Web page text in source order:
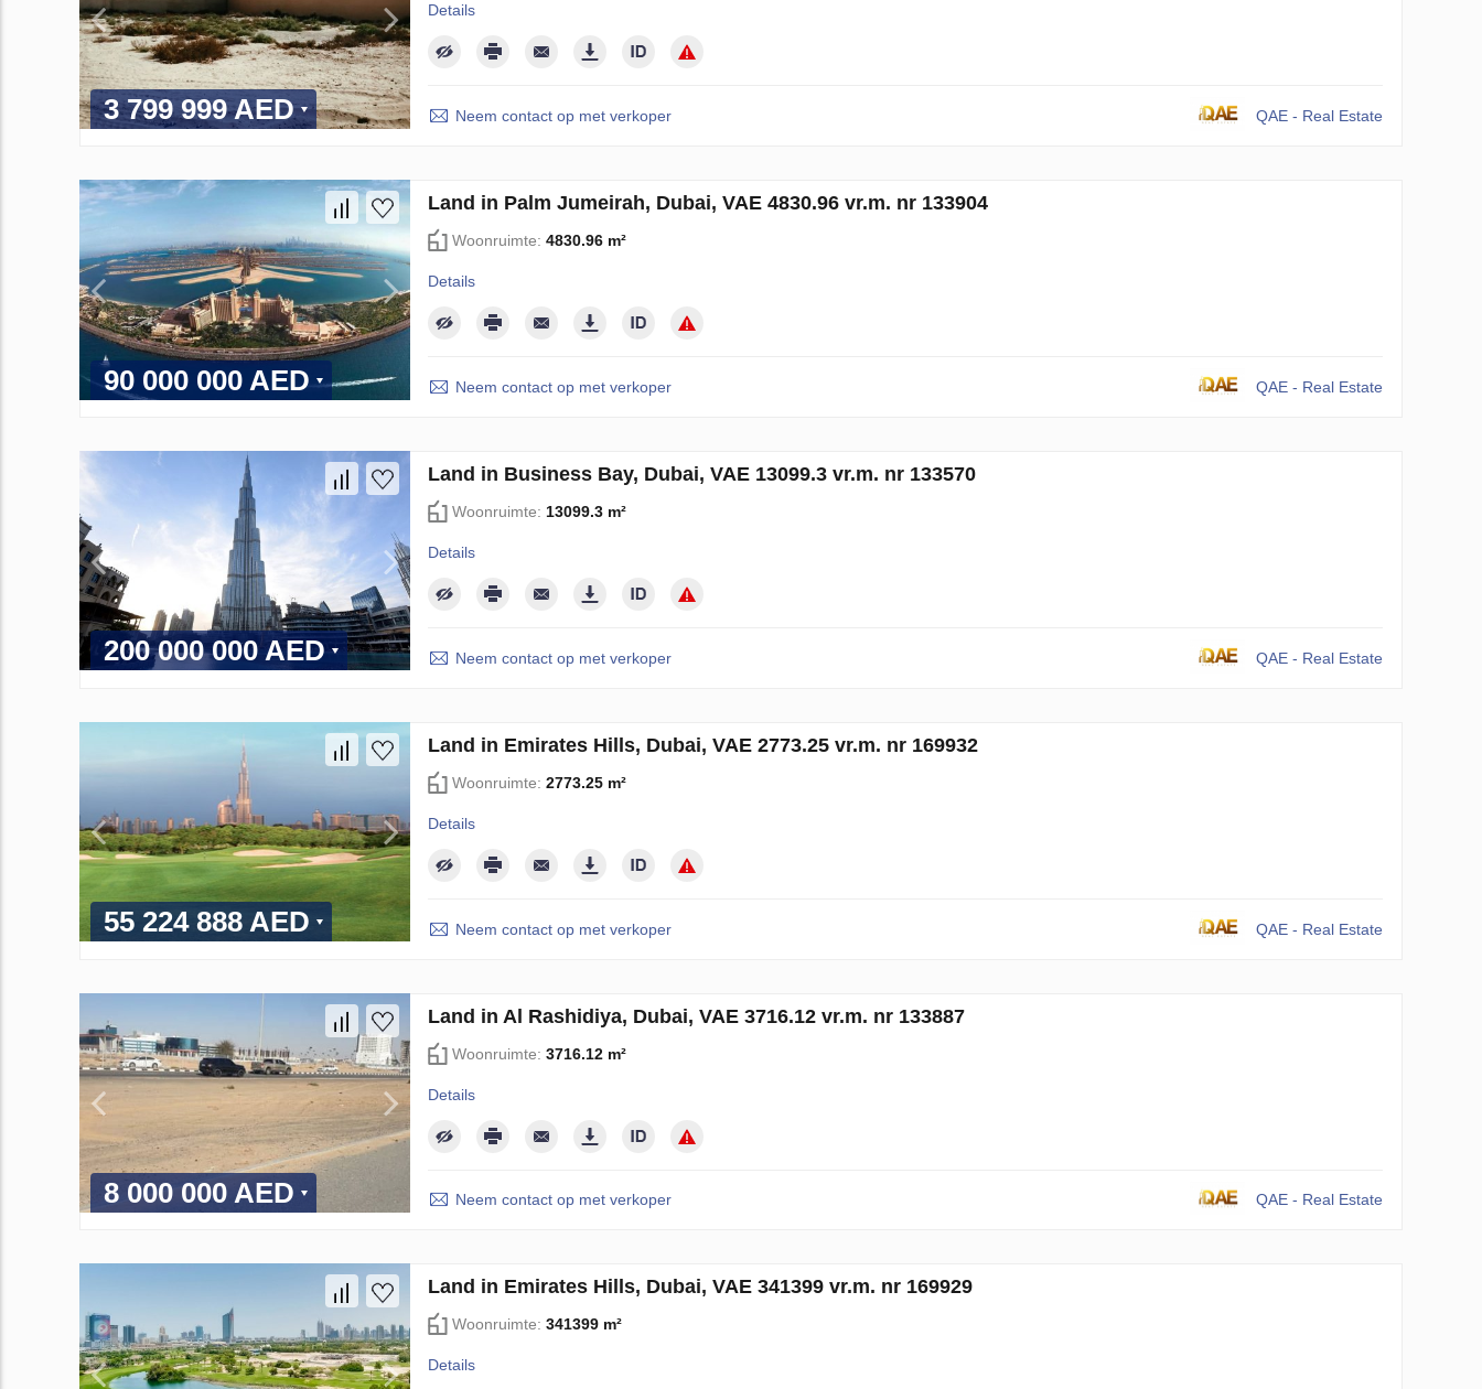
3 799 999 AED
Details
Neem contact op met verkoper QAE - Real Estate
90 000 000 AED
Land in Palm Jumeirah, Dubai, VAE 4830.96 vr.m. nr 133904
Woonruimte: 4830.96 m²
Details
Neem contact op met verkoper QAE - Real Estate
200 000 000 AED
Land in Business Bay, Dubai, VAE 13099.3 vr.m. nr 133570
Woonruimte: 13099.3 m²
Details
Neem contact op met verkoper QAE - Real Estate
55 224 888 AED
Land in Emirates Hills, Dubai, VAE 2773.25 vr.m. nr 169932
Woonruimte: 2773.25 m²
Details
Neem contact op met verkoper QAE - Real Estate
8 000 000 AED
Land in Al Rashidiya, Dubai, VAE 3716.12 vr.m. nr 133887
Woonruimte: 3716.12 m²
Details
Neem contact op met verkoper QAE - Real Estate
Land in Emirates Hills, Dubai, VAE 341399 vr.m. nr 169929
Woonruimte: 341399 m²
Details